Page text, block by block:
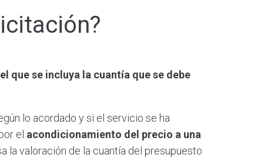
que se incluya la cuantía que se debe
lo acordado y si el servicio se ha
el acondicionamiento del precio a una
la valoración de la cuantía del presupuesto